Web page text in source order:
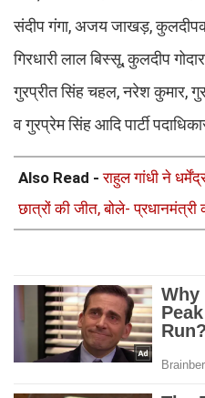
संदीप गंगा, अजय जाखड़,
गिरधारी लाल बिस्सू, कुलदीप
गुरप्रीत सिंह चहल, नरेश कुमार,
व गुरप्रेम सिंह आदि पार्टी
Also Read -राहुल गांधी ने
छात्रों की जीत, बोले- प्रधानमंत्री